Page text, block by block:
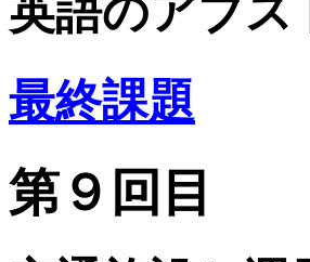
英語のアブス
最終課題
第９回目